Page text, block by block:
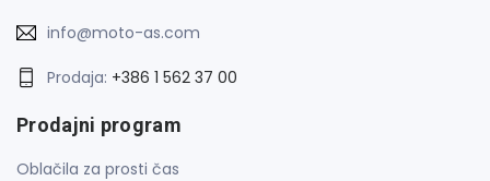
info@moto-as.com
Prodaja: +386 1 562 37 00
Prodajni program
Oblačila za prosti čas